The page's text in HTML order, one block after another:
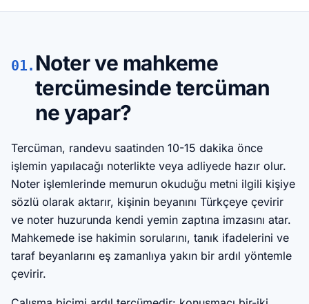
01. Noter ve mahkeme
tercümesinde tercüman
ne yapar?
Tercüman, randevu saatinden 10-15 dakika önce
işlemin yapılacağı noterlikte veya adliyede hazır olur.
Noter işlemlerinde memurun okuduğu metni ilgili kişiye
sözlü olarak aktarır, kişinin beyanını Türkçeye çevirir
ve noter huzurunda kendi yemin zaptına imzasını atar.
Mahkemede ise hakimin sorularını, tanık ifadelerini ve
taraf beyanlarını eş zamanlıya yakın bir ardıl yöntemle
çevirir.